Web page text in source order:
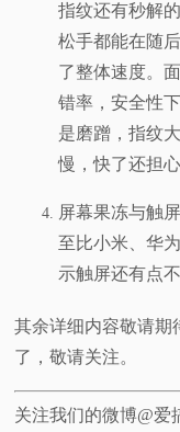
指纹还有秒解
松手都能在随
了整体速度。
错率，安全性
是磨蹭，指纹
慢，快了还担
屏幕果冻与触
至比小米、华
示触屏还有点
其余详细内容敬请期
了，敬请关注。
关注我们的微博@爱